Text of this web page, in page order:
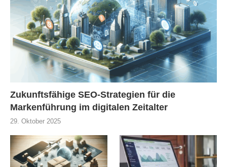
Zukunftsfähige SEO-Strategien für die
Markenführung im digitalen Zeitalter
29. Oktober 2025